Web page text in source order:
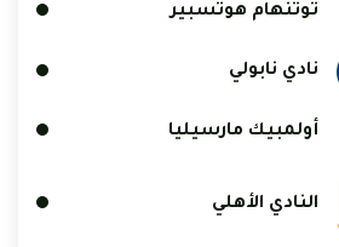
توتنهام هوتسبير
نادي نابولي
أولمبيك مارسيليا
النادي الأهلي